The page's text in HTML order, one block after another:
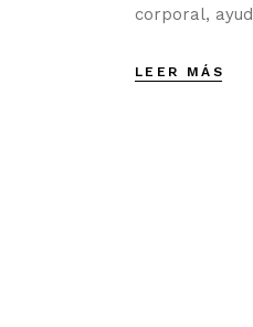
corporal,
LEER MÁS